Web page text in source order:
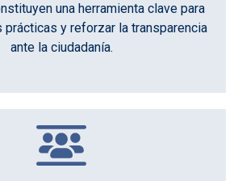
una herramienta clave para
prácticas y reforzar la transparencia
ante la ciudadanía.